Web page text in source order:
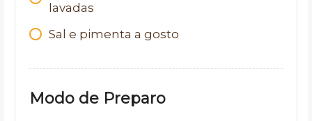
lavadas
Sal e pimenta a gosto
Modo de Preparo